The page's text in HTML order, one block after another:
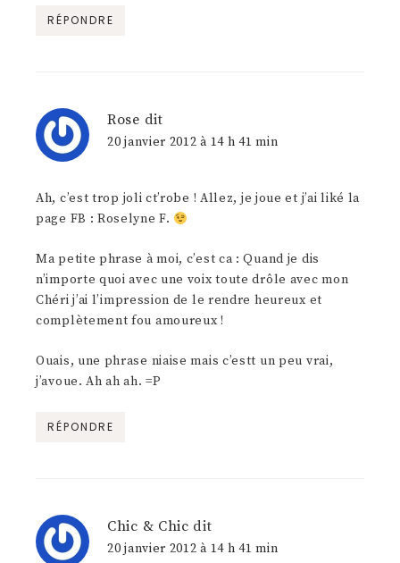
RÉPONDRE
Rose dit
20 janvier 2012 à 14 h 41 min
Ah, c’est trop joli ct’robe ! Allez, je joue et j’ai liké la
page FB : Roselyne F.
Ma petite phrase à moi, c’est ca : Quand je dis
n’importe quoi avec une voix toute drôle avec mon
Chéri j’ai l’impression de le rendre heureux et
complètement fou amoureux !
Ouais, une phrase niaise mais c’estt un peu vrai,
j’avoue. Ah ah ah. =P
RÉPONDRE
Chic & Chic dit
20 janvier 2012 à 14 h 41 min